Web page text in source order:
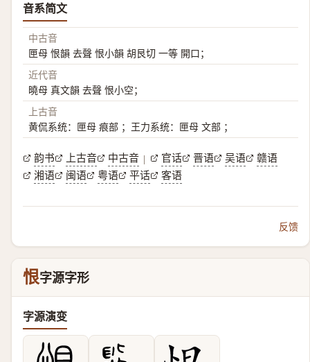
音系简文
中古音
匣母 恨韻 去聲 恨小韻 胡艮切 一等 開口；
近代音
曉母 真文韻 去聲 恨小空；
上古音
黄侃系统：匣母 痕部 ；王力系统：匣母 文部 ；
韵书 上古音 中古音 | 官话 晋语 吴语
赣语
湘语
闽语 粤语 平话 客语
反馈
恨字源字形
字源演变